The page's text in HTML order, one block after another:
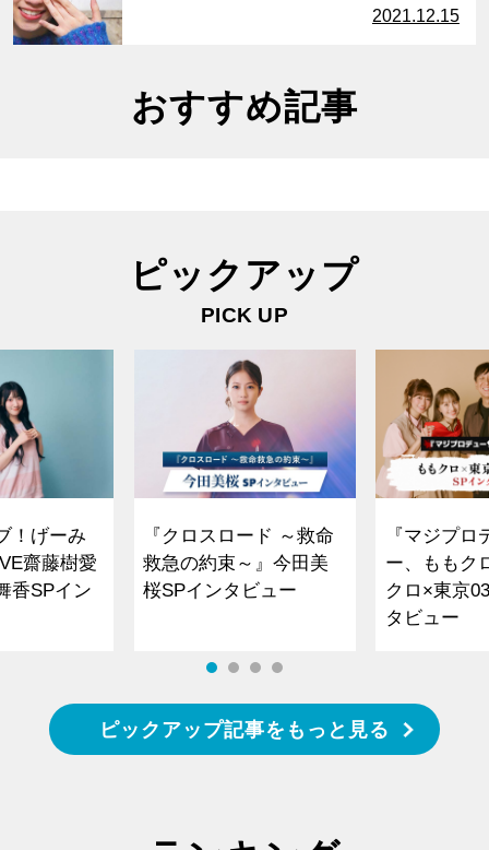
2021.12.15
おすすめ記事
ピックアップ
PICK UP
！げーみ
齋藤樹愛
香SPイン
『クロスロード ～救命
救急の約束～』今田美
桜SPインタビュー
『マジプロ
ー、ももク
クロ×東京
タビュー
ピックアップ記事をもっと見る